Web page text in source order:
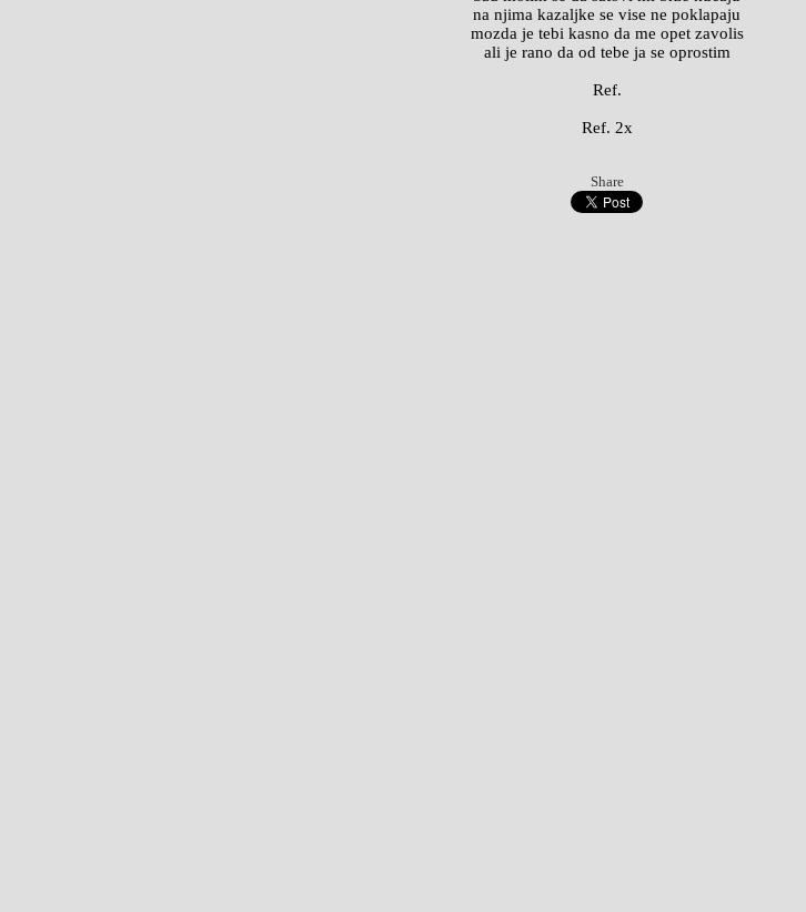
na njima kazaljke se vise ne poklapaju
mozda je tebi kasno da me opet zavolis
ali je rano da od tebe ja se oprostim
Ref.
Ref. 2x
Share